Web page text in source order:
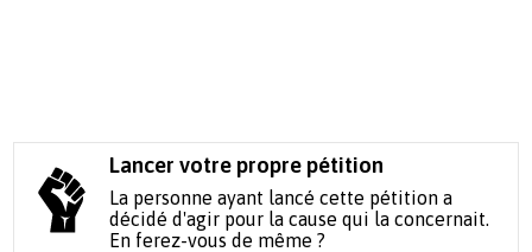
Lancer votre propre pétition
La personne ayant lancé cette pétition a
décidé d'agir pour la cause qui la concernait.
En ferez-vous de même ?